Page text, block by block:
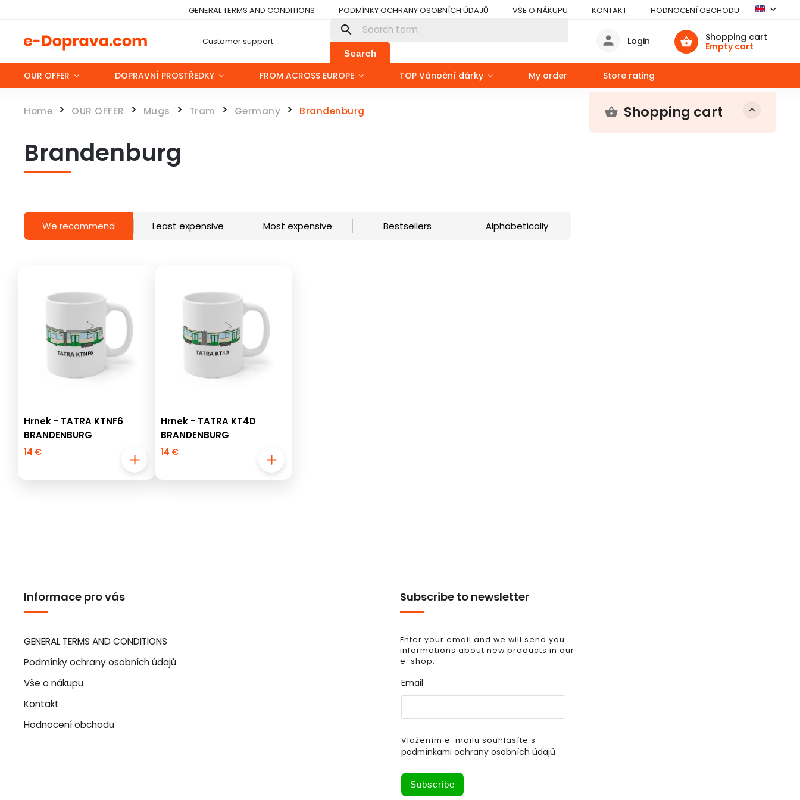
GENERAL TERMS AND CONDITIONS PODMÍNKY OCHRANY OSOBNÍCH ÚDAJŮ VŠE O NÁKUPU KONTAKT HODNOCENÍ OBCHODU
Customer support:
Search
Shopping cart
Empty cart
Login
OUR OFFER DOPRAVNÍ PROSTŘEDKY FROM ACROSS EUROPE TOP Vánoční dárky My order Store rating
Home / OUR OFFER / Mugs / Tram / Germany / Brandenburg Shopping cart
Brandenburg
We recommend Least expensive Most expensive Bestsellers Alphabetically
Hrnek - TATRA KTNF6
BRANDENBURG
14 €
Hrnek - TATRA KT4D
BRANDENBURG
14 €
Informace pro vás
GENERAL TERMS AND CONDITIONS
Podmínky ochrany osobních údajů
Vše o nákupu
Kontakt
Hodnocení obchodu
Subscribe to newsletter
Enter your email and we will send you
informations about new products in our
e-shop.
Email
Vložením e-mailu souhlasíte s
podmínkami ochrany osobních údajů
Subscribe